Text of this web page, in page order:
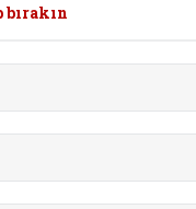
bırakın